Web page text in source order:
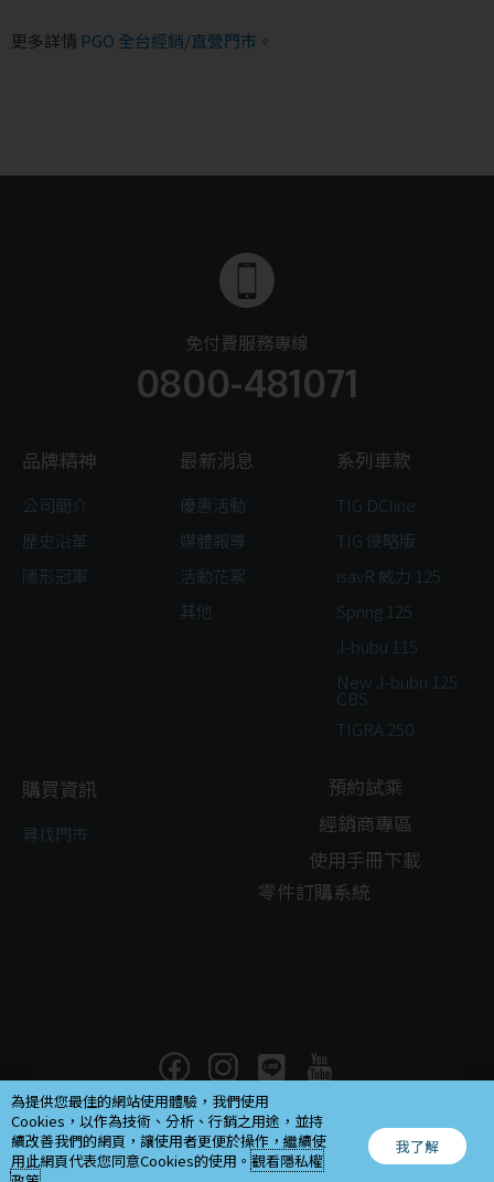
更多詳情 PGO 全台經銷/直營門市。
免付費服務專線
0800-481071
品牌精神
公司簡介
歷史沿革
隱形冠軍
最新消息
優惠活動
媒體報導
活動花絮
其他
系列車款
TIG DCline
TIG 侵略版
isavR 威力 125
Spring 125
J-bubu 115
New J-bubu 125
CBS
TIGRA 250
購買資訊
尋找門市
預約試乘
經銷商專區
使用手冊下載
零件訂購系統
Copyright © 2026
摩特動力工業股份有限公司.All rights reserved.Design byEG.
為提供您最佳的網站使用體驗，我們使用
Cookies，以作為技術、分析、行銷之用途，並持
續改善我們的網頁，讓使用者更便於操作，繼續使
用此網頁代表您同意Cookies的使用。觀看隱私權
我了解